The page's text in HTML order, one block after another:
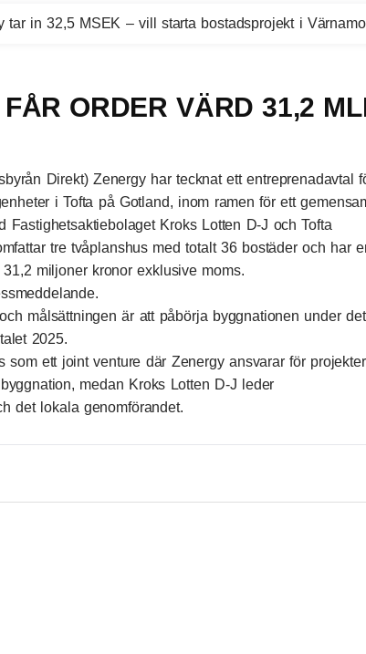
tar in 32,5 MSEK – vill starta bostadsprojekt i Värnamo
ORDER VÄRD 31,2
Direkt) Zenergy har tecknat ett entreprenadavtal
i Tofta på Gotland, inom ramen för ett
Fastighetsaktiebolaget Kroks Lotten D-J och Tofta
tre tvåplanshus med totalt 36 bostäder och har
miljoner kronor exklusive moms.
målsättningen är att påbörja byggnationen under det
2025.
som ett joint venture där Zenergy ansvarar för
medan Kroks Lotten D-J leder
det lokala genomförandet.